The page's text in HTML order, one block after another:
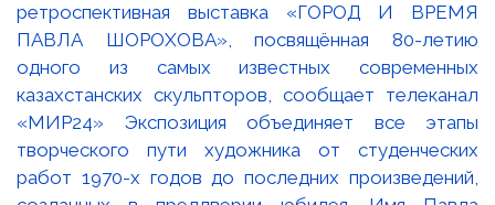
ретроспективная выставка «ГОРОД И ВРЕМЯ
ПАВЛА ШОРОХОВА», посвящённая 80-летию
одного из самых известных современных
казахстанских скульпторов, сообщает телеканал
«МИР24» Экспозиция объединяет все этапы
творческого пути художника от студенческих
работ 1970-х годов до последних произведений,